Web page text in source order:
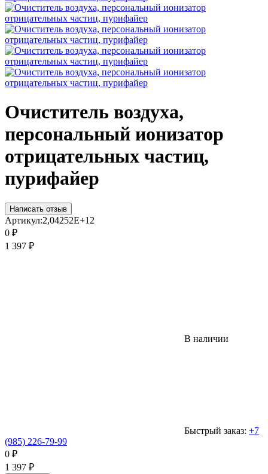
Очиститель воздуха,
персональный ионизатор
отрицательных частиц,
пурифайер
Написать отзыв
Артикул:2,04252E+12
0 ₽
1 397 ₽
В наличии
Быстрый заказ: +7
(985) 226-79-99
0 ₽
1 397 ₽